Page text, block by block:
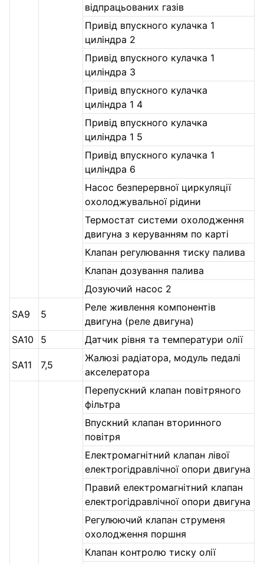
відпрацьованих газів
Привід впускного кулачка 1
циліндра 2
Привід впускного кулачка 1
циліндра 3
Привід впускного кулачка
циліндра 1 4
Привід впускного кулачка
циліндра 1 5
Привід впускного кулачка 1
циліндра 6
Насос безперервної циркуляції
охолоджувальної рідини
Термостат системи охолодження
двигуна з керуванням по карті
Клапан регулювання тиску палива
Клапан дозування палива
Дозуючий насос 2
SA9 5
Реле живлення компонентів
двигуна (реле двигуна)
SA10
5 Датчик рівня та температури олії
SA11 7,5
Жалюзі радіатора, модуль педалі
акселератора
Перепускний клапан повітряного
фільтра
Впускний клапан вторинного
повітря
Електромагнітний клапан лівої
електрогідравлічної опори двигуна
Правий електромагнітний клапан
електрогідравлічної опори двигуна
Регулюючий клапан струменя
охолодження поршня
Клапан контролю тиску олії